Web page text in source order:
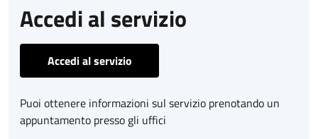
Accedi al servizio
Accedi al servizio
Puoi ottenere informazioni sul servizio prenotando un
appuntamento presso gli uffici